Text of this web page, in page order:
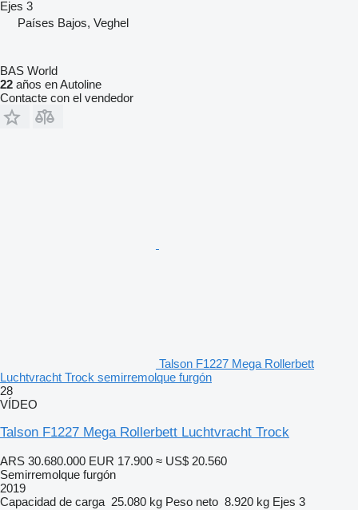
Ejes 3
Países Bajos, Veghel
BAS World
22 años en Autoline
Contacte con el vendedor
Talson F1227 Mega Rollerbett
Luchtvracht Trock semirremolque furgón
28
VÍDEO
Talson F1227 Mega Rollerbett Luchtvracht Trock
ARS 30.680.000 EUR 17.900 ≈ US$ 20.560
Semirremolque furgón
2019
Capacidad de carga 25.080 kg Peso neto 8.920 kg Ejes 3